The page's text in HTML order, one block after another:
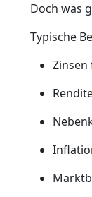
Doch was
Typische